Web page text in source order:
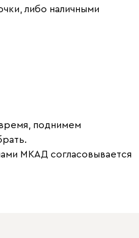
либо наличными
поднимем
МКАД согласовывается